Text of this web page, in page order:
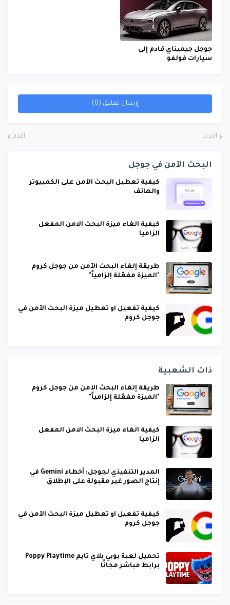
جوجل جيميناي قادم إلى
سيارات فولفو
إرسال تعليق (0)
أحدث أقدم
البحث الآمن في جوجل
كيفية تعطيل البحث الآمن على الكمبيوتر
والهاتف
كيفية الغاء ميزة البحث الامن المفعل
الزاميا
طريقة إلغاء البحث الآمن من جوجل كروم
"الميزة مفعّلة إلزامياً"
كيفية تفعيل او تعطيل ميزة البحث الآمن في
جوجل كروم
ذات الشعبية
طريقة إلغاء البحث الآمن من جوجل كروم
"الميزة مفعّلة إلزامياً"
كيفية الغاء ميزة البحث الامن المفعل
الزاميا
المدير التنفيذي لجوجل: أخطاء Gemini في
إنتاج الصور غير مقبولة على الإطلاق
كيفية تفعيل او تعطيل ميزة البحث الآمن في
جوجل كروم
تحميل لعبة بوبي بلاي تايم Poppy Playtime
برابط مباشر مجانًا